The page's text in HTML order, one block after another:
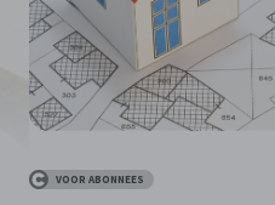
VOOR ABONNEES